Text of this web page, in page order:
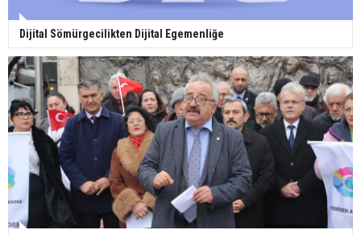
Dijital Sömürgecilikten Dijital Egemenliğe